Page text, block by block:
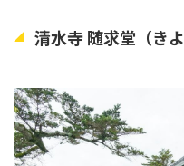
清水寺 随求堂（き